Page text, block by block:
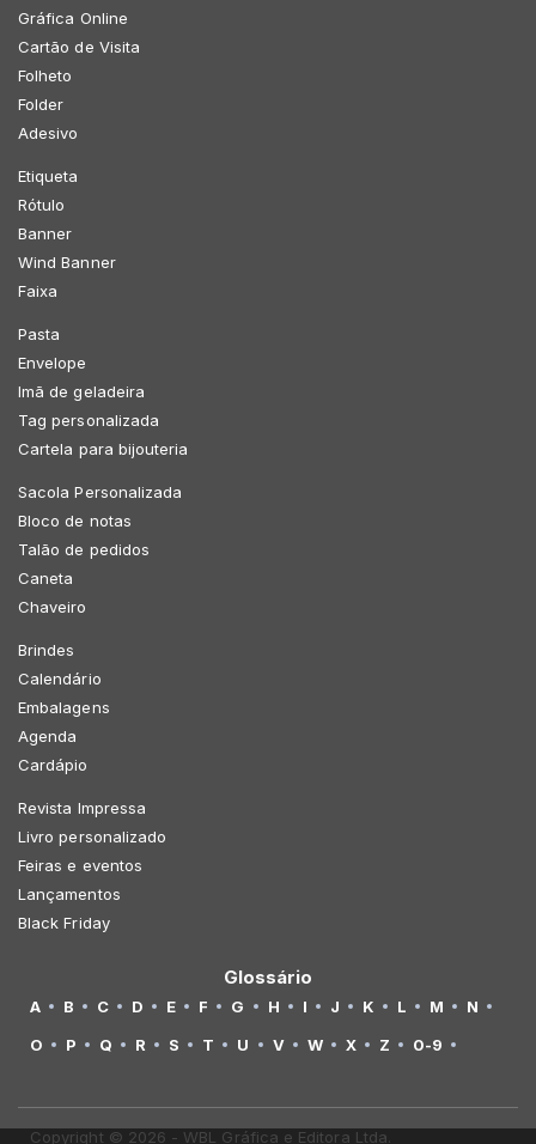
Gráfica Online
Cartão de Visita
Folheto
Folder
Adesivo
Etiqueta
Rótulo
Banner
Wind Banner
Faixa
Pasta
Envelope
Imã de geladeira
Tag personalizada
Cartela para bijouteria
Sacola Personalizada
Bloco de notas
Talão de pedidos
Caneta
Chaveiro
Brindes
Calendário
Embalagens
Agenda
Cardápio
Revista Impressa
Livro personalizado
Feiras e eventos
Lançamentos
Black Friday
Glossário
A B C D E F G H I J K L M
N
O
P Q R S T U V W X Z 0-9
Copyright © 2026 - WBL Gráfica e Editora Ltda.